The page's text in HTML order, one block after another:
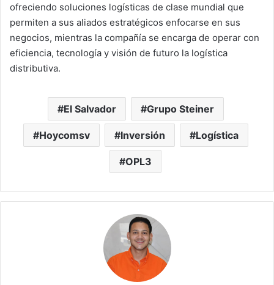
ofreciendo soluciones logísticas de clase mundial que
permiten a sus aliados estratégicos enfocarse en sus
negocios, mientras la compañía se encarga de operar con
eficiencia, tecnología y visión de futuro la logística
distributiva.
El Salvador Grupo Steiner
Hoycomsv Inversión Logística
OPL3